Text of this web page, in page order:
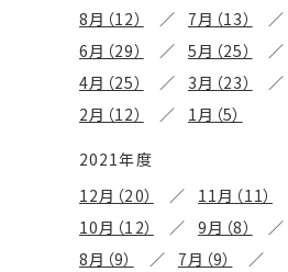
8月（12）
7月（13）
6月（29）
5月（25）
4月（25）
3月（23）
2月（12）
1月（5）
2021年度
12月（20）
11月（11）
10月（12）
9月（8）
8月（9）
7月（9）